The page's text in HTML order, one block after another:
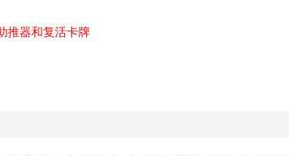
推器和复活卡牌